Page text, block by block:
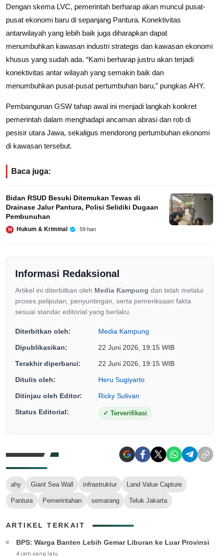
Dengan skema LVC, pemerintah berharap akan muncul pusat-
pusat ekonomi baru di sepanjang Pantura. Konektivitas
antarwilayah yang lebih baik juga diharapkan dapat
menumbuhkan kawasan industri strategis dan kawasan ekonomi
khusus yang sudah ada. “Kami berharap justru akan terjadi
konektivitas antar wilayah yang semakin baik dan
menumbuhkan pusat-pusat pertumbuhan baru,” pungkas AHY.
Pembangunan GSW tahap awal ini menjadi langkah konkret
pemerintah dalam menghadapi ancaman abrasi dan rob di
pesisir utara Jawa, sekaligus mendorong pertumbuhan ekonomi
di kawasan tersebut.
Baca juga:
Bidan RSUD Besuki Ditemukan Tewas di
Drainase Jalur Pantura, Polisi Selidiki Dugaan
Pembunuhan
H Hukum & Kriminal 59 hari
Informasi Redaksional
Artikel ini diterbitkan oleh Media Kampung dan telah melalui
proses peliputan, penyuntingan, serta pemeriksaan fakta
sesuai standar editorial yang berlaku.
Diterbitkan oleh: Media Kampung
Dipublikasikan: 22 Juni 2026, 19:15 WIB
Terakhir diperbarui: 22 Juni 2026, 19:15 WIB
Ditulis oleh: Heru Sugiyarto
Ditinjau oleh Editor: Ricky Sulivan
Status Editorial: ✓ Terverifikasi
ahy Giant Sea Wall infrastruktur Land Value Capture
Pantura Pemerintahan semarang Teluk Jakarta
ARTIKEL TERKAIT
BPS: Warga Banten Lebih Gemar Liburan ke Luar Provinsi
4 jam yang lalu